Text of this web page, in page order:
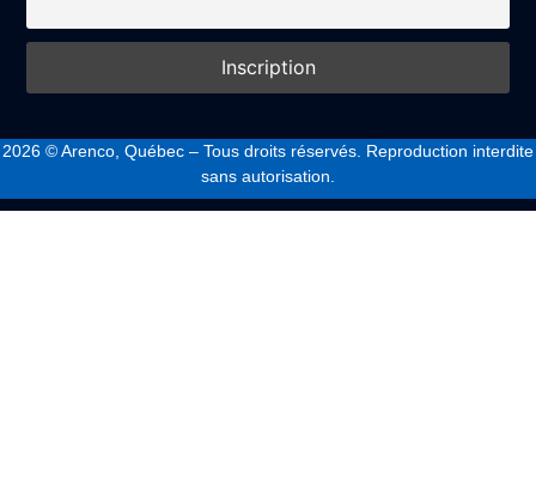
2026 © Arenco, Québec – Tous droits réservés. Reproduction interdite
sans autorisation.